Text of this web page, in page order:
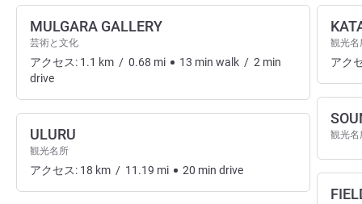
MULGARA GALLERY
芸術と文化
アクセス: 1.1 km / 0.68 mi 13 min walk / 2 min
drive
ULURU
観光名所
アクセス: 18 km / 11.19 mi 20 min drive
観光名
アク
観光名